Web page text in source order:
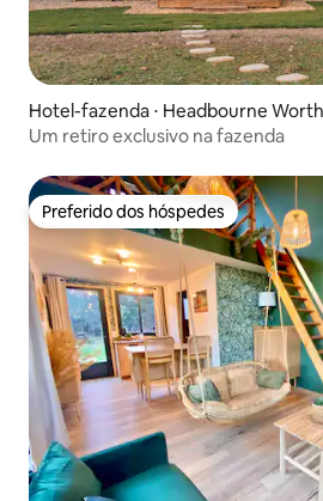
Hotel-fazenda ⋅ Headbourne
Um retiro exclusivo na fazenda
Preferido dos hóspedes
Preferido dos hóspedes